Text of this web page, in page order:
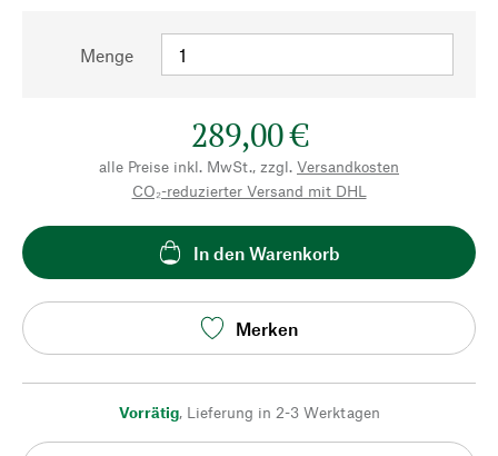
Menge
289,00 €
alle Preise inkl. MwSt., zzgl. Versandkosten
CO₂-reduzierter Versand mit DHL
In den Warenkorb
Merken
Vorrätig, Lieferung in 2-3 Werktagen